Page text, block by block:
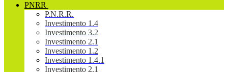
PNRR
P.N.R.R.
Investimento 1.4
Investimento 3.2
Investimento 2.1
Investimento 1.2
Investimento 1.4.1
Investimento 2.1